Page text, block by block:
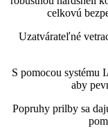
celkovú
Uzatvárateľné
S pomocou
aby
Popruhy prilby sa